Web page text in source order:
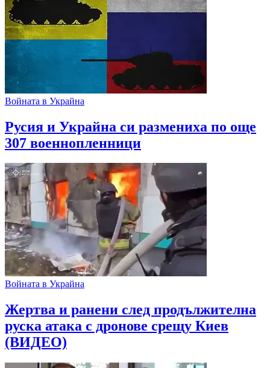
Войната в Украйна
Русия и Украйна си размениха по още
307 военнопленници
Войната в Украйна
Жертва и ранени след продължителна
руска атака с дронове срещу Киев
(ВИДЕО)